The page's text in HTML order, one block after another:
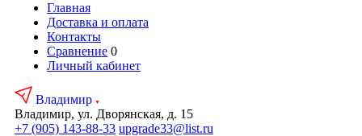
Главная
Доставка и оплата
Контакты
Сравнение 0
Личный кабинет
Владимир
Владимир, ул. Дворянская, д. 15
+7 (905) 143-88-33 upgrade33@list.ru